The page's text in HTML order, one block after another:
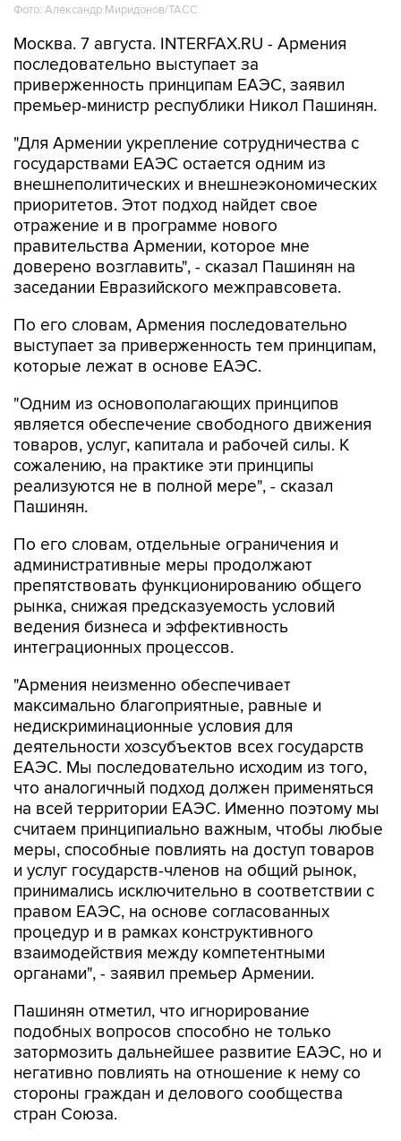
Фото: Александр Миридонов/ТАСС
Москва. 7 августа. INTERFAX.RU - Армения
последовательно выступает за
приверженность принципам ЕАЭС, заявил
премьер-министр республики Никол Пашинян.
"Для Армении укрепление сотрудничества с
государствами ЕАЭС остается одним из
внешнеполитических и внешнеэкономических
приоритетов. Этот подход найдет свое
отражение и в программе нового
правительства Армении, которое мне
доверено возглавить", - сказал Пашинян на
заседании Евразийского межправсовета.
По его словам, Армения последовательно
выступает за приверженность тем принципам,
которые лежат в основе ЕАЭС.
"Одним из основополагающих принципов
является обеспечение свободного движения
товаров, услуг, капитала и рабочей силы. К
сожалению, на практике эти принципы
реализуются не в полной мере", - сказал
Пашинян.
По его словам, отдельные ограничения и
административные меры продолжают
препятствовать функционированию общего
рынка, снижая предсказуемость условий
ведения бизнеса и эффективность
интеграционных процессов.
"Армения неизменно обеспечивает
максимально благоприятные, равные и
недискриминационные условия для
деятельности хозсубъектов всех государств
ЕАЭС. Мы последовательно исходим из того,
что аналогичный подход должен применяться
на всей территории ЕАЭС. Именно поэтому мы
считаем принципиально важным, чтобы любые
меры, способные повлиять на доступ товаров
и услуг государств-членов на общий рынок,
принимались исключительно в соответствии с
правом ЕАЭС, на основе согласованных
процедур и в рамках конструктивного
взаимодействия между компетентными
органами", - заявил премьер Армении.
Пашинян отметил, что игнорирование
подобных вопросов способно не только
затормозить дальнейшее развитие ЕАЭС, но и
негативно повлиять на отношение к нему со
стороны граждан и делового сообщества
стран Союза.